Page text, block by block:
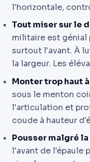
l'horizontale,
Tout miser sur le
militaire est génial
surtout l'avant. À
la largeur. Les
Monter trop haut
sous le menton
l'articulation et
coude à hauteur
Pousser malgré
l'avant de l'épaule